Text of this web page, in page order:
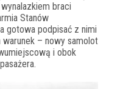
braci
Stanów
gotowa podpisać z nimi
– nowy samolot
i obok